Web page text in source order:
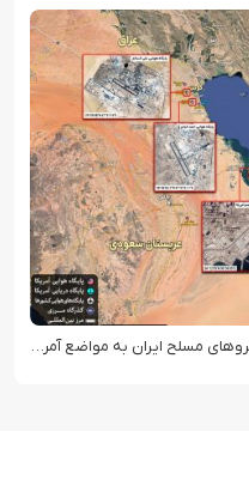
ایران به مواضع آمریکا در منطقه